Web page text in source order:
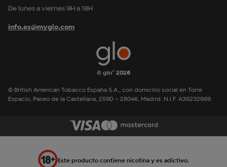
Este producto contiene nicotina y es adictivo.
De lunes a viernes 9H a 18H
info.es@myglo.com
© glo™ 2026
© British American Tobacco España S.A., con domicilio social en Torre
Espacio, Paseo de la Castellana, 259D – 28046, Madrid. N.I.F. A35232669.